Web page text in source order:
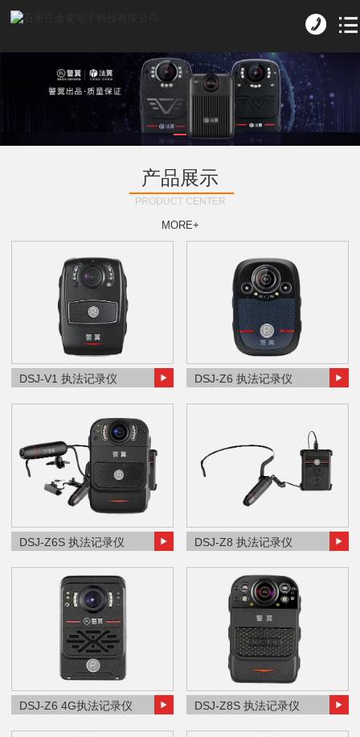
产品展示
PRODUCT CENTER
MORE+
DSJ-V1 执法记录仪 DSJ-Z6 执法记录仪
DSJ-Z6S 执法记录仪 DSJ-Z8 执法记录仪
DSJ-Z6 4G执法记录仪 DSJ-Z8S 执法记录仪